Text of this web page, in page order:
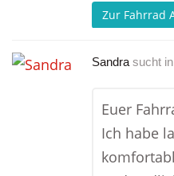
Zur Fahrrad
Sandra sucht in
Euer
Ich habe